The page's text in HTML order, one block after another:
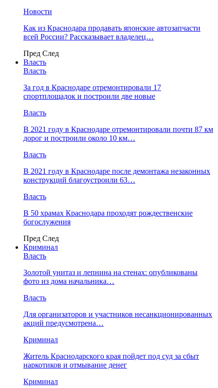
Новости
Как из Краснодара продавать японские автозапчасти
всей России? Рассказывает владелец…
Пред След
Власть
Власть
За год в Краснодаре отремонтировали 17
спортплощадок и построили две новые
Власть
В 2021 году в Краснодаре отремонтировали почти 87 км
дорог и построили около 10 км…
Власть
В 2021 году в Краснодаре после демонтажа незаконных
конструкций благоустроили 63…
Власть
В 50 храмах Краснодара проходят рождественские
богослужения
Пред След
Криминал
Власть
​Золотой унитаз и лепнина на стенах: опубликованы
фото из дома начальника…
Власть
Для организаторов и участников несанкционированных
акций предусмотрена…
Криминал
Житель Краснодарского края пойдет под суд за сбыт
наркотиков и отмывание денег
Криминал